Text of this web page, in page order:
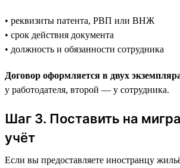
• реквизиты патента, РВП или ВНЖ
• срок действия документа
• должность и обязанности сотрудника
Договор оформляется в двух
у работодателя, второй — у сотрудника.
Шаг 3. Поставить на
учёт
Если вы предоставляете иностранцу